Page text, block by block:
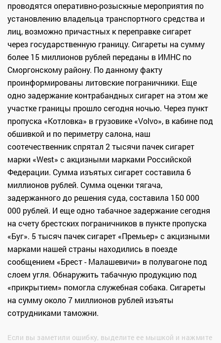
проводятся оперативно-розыскные мероприятия по
установлению владельца транспортного средства и
лиц, возможно причастных к переправке сигарет
через государственную границу. Сигареты на сумму
более 15 миллионов рублей переданы в ИМНС по
Сморгонскому району. По данному факту
проинформированы литовские пограничники. Еще
одно задержание контрабандных сигарет на этом же
участке границы прошло сегодня ночью. Через пункт
пропуска «Котловка» в грузовике «Volvo», в кабине под
обшивкой и по периметру салона, наш
соотечественник спрятал 2 тысячи пачек сигарет
марки «West» с акцизными марками Российской
Федерации. Сумма изъятых сигарет составила 6
миллионов рублей. Сумма оценки тягача,
задержанного до решения суда, составила 150 000
000 рублей. И еще одно табачное задержание сегодня
на счету брестских пограничников в пункте пропуска
«Буг». 5 тысяч пачек сигарет «Премьер» с акцизными
марками нашей страны находились в поезде
сообщением «Брест - Малашевичи» в полувагоне под
слоем угля. Обнаружить табачную продукцию под
«прикрытием» помогла служебная собака. Сигареты
на сумму около 7 миллионов рублей изъяты
сотрудниками таможни.
Если вы заметили ошибку, выделите ее мышкой и нажмите